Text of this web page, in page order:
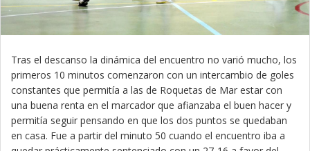
Tras el descanso la dinámica del encuentro no varió mucho, los
primeros 10 minutos comenzaron con un intercambio de goles
constantes que permitía a las de Roquetas de Mar estar con
una buena renta en el marcador que afianzaba el buen hacer y
permitía seguir pensando en que los dos puntos se quedaban
en casa. Fue a partir del minuto 50 cuando el encuentro iba a